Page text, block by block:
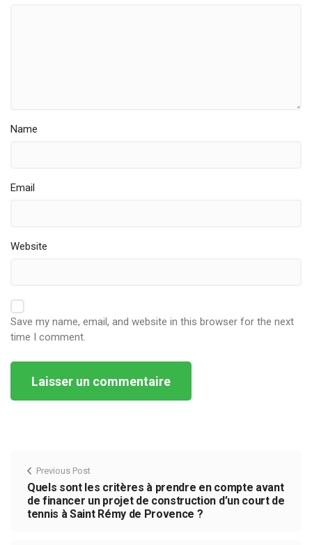
Name
Email
Website
Save my name, email, and website in this browser for the next
time I comment.
Previous Post
Quels sont les critères à prendre en compte avant
de financer un projet de construction d’un court de
tennis à Saint Rémy de Provence ?